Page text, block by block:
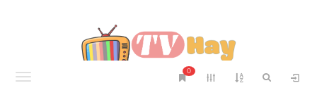
Menu
0